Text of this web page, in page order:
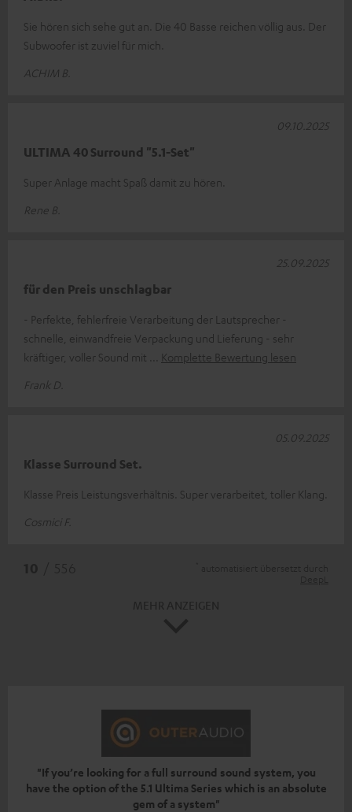
Sie hören sich sehe gut an. Die 40 Basse reichen völlig aus. Der
Subwoofer ist zuviel für mich.
ACHIM B.
ULTIMA 40 Surround "5.1-Set"
Super Anlage macht Spaß damit zu hören.
Rene B.
09.10.2025
für den Preis unschlagbar
- Perfekte, fehlerfreie Verarbeitung der Lautsprecher -
schnelle, einwandfreie Verpackung und Lieferung - sehr
kräftiger, voller Sound mit
Komplette Bewertung lesen
Frank D.
25.09.2025
Klasse Surround Set.
Klasse Preis Leistungsverhältnis. Super verarbeitet, toller Klang.
Cosmici F.
05.09.2025
"If you’re looking for a full surround sound system, you
have the option of the 5.1 Ultima Series which is an absolute
gem of a system"